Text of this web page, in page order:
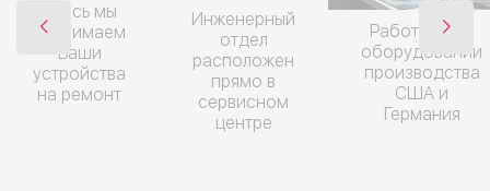
Здесь мы
принимаем
Ваши
устройства
на ремонт
Инженерный
отдел
расположен
прямо в
сервисном
центре
Работаем на
оборудовании
производства
США и
Германия